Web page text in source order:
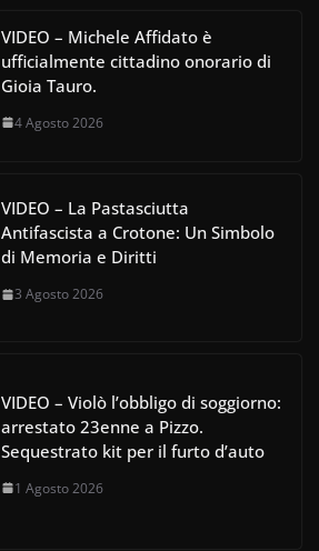
VIDEO – Michele Affidato è
ufficialmente cittadino onorario di
Gioia Tauro.
4 Agosto 2026
VIDEO – La Pastasciutta
Antifascista a Crotone: Un Simbolo
di Memoria e Diritti
3 Agosto 2026
VIDEO – Violò l’obbligo di soggiorno:
arrestato 23enne a Pizzo.
Sequestrato kit per il furto d’auto
1 Agosto 2026